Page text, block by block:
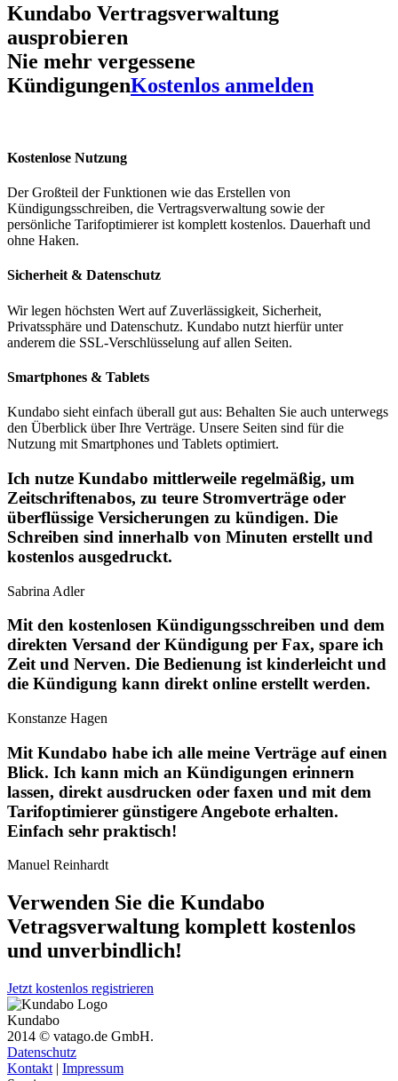
Kundabo Vertragsverwaltung
ausprobieren
Nie mehr vergessene
KündigungenKostenlos anmelden
Kostenlose Nutzung
Der Großteil der Funktionen wie das Erstellen von
Kündigungsschreiben, die Vertragsverwaltung sowie der
persönliche Tarifoptimierer ist komplett kostenlos. Dauerhaft und
ohne Haken.
Sicherheit & Datenschutz
Wir legen höchsten Wert auf Zuverlässigkeit, Sicherheit,
Privatssphäre und Datenschutz. Kundabo nutzt hierfür unter
anderem die SSL-Verschlüsselung auf allen Seiten.
Smartphones & Tablets
Kundabo sieht einfach überall gut aus: Behalten Sie auch unterwegs
den Überblick über Ihre Verträge. Unsere Seiten sind für die
Nutzung mit Smartphones und Tablets optimiert.
Ich nutze Kundabo mittlerweile regelmäßig, um
Zeitschriftenabos, zu teure Stromverträge oder
überflüssige Versicherungen zu kündigen. Die
Schreiben sind innerhalb von Minuten erstellt und
kostenlos ausgedruckt.
Sabrina Adler
Mit den kostenlosen Kündigungsschreiben und dem
direkten Versand der Kündigung per Fax, spare ich
Zeit und Nerven. Die Bedienung ist kinderleicht und
die Kündigung kann direkt online erstellt werden.
Konstanze Hagen
Mit Kundabo habe ich alle meine Verträge auf einen
Blick. Ich kann mich an Kündigungen erinnern
lassen, direkt ausdrucken oder faxen und mit dem
Tarifoptimierer günstigere Angebote erhalten.
Einfach sehr praktisch!
Manuel Reinhardt
Verwenden Sie die Kundabo
Vetragsverwaltung komplett kostenlos
und unverbindlich!
Jetzt kostenlos registrieren
Kundabo
2014 © vatago.de GmbH.
Datenschutz
Kontakt | Impressum